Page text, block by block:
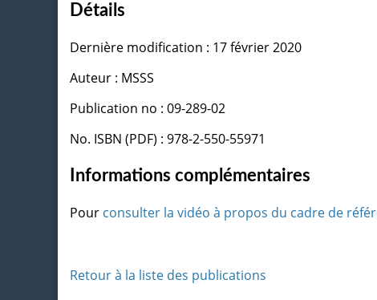
Détails
Dernière modification : 17 février 2020
Auteur : MSSS
Publication no : 09-289-02
No. ISBN (PDF) : 978-2-550-55971
Informations complémentaires
Pour consulter la vidéo à propos du cadre de
Retour à la liste des publications